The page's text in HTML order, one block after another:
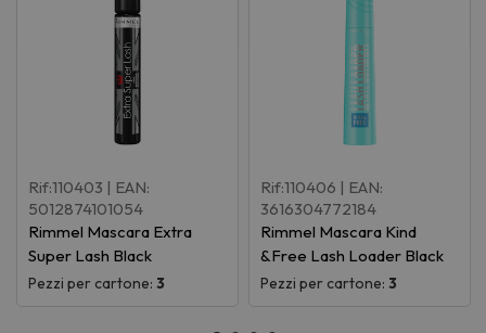
Rif:110403 | EAN:
5012874101054
Rimmel Mascara Extra
Super Lash Black
Pezzi per cartone:3
Rif:110406 | EAN:
3616304772184
Rimmel Mascara Kind
&Free Lash Loader Black
Pezzi per cartone:3